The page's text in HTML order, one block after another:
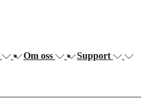
Om oss Support